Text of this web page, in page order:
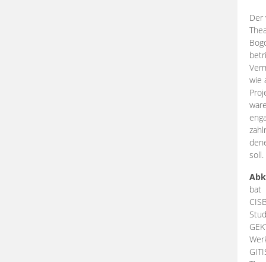
Der
wie
zahlr
soll.
bat